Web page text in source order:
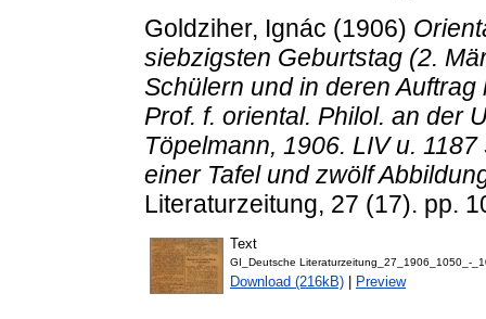
Goldziher, Ignác (1906)
siebzigsten Geburtstag (2.
Schülern und in deren
Prof. f. oriental. Philol. an der
Töpelmann, 1906. LIV u.
einer Tafel und zwölf
Literaturzeitung, 27 (17). pp.
Text
GI_Deutsche Literaturzeitung_27_1906_1050_-
Download (216kB) Preview